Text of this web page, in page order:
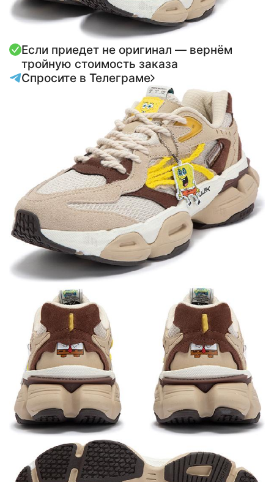
Если приедет не оригинал — вернём
тройную стоимость заказа
Спросите в Телеграме